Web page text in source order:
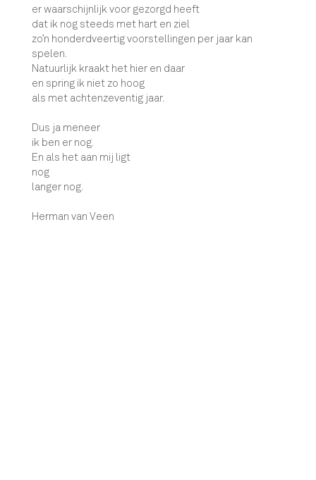
er waarschijnlijk voor gezorgd heeft
dat ik nog steeds met hart en ziel
zo’n honderdveertig voorstellingen per jaar kan
spelen.
Natuurlijk kraakt het hier en daar
en spring ik niet zo hoog
als met achtenzeventig jaar.
Dus ja meneer
ik ben er nog.
En als het aan mij ligt
nog
langer nog.
Herman van Veen